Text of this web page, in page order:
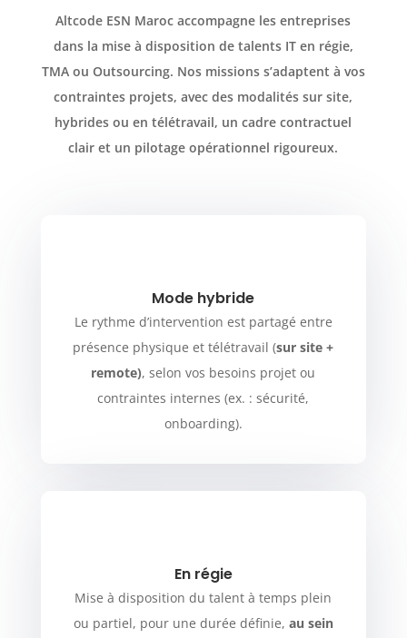
Altcode ESN Maroc accompagne les entreprises
dans la mise à disposition de talents IT en régie,
TMA ou Outsourcing. Nos missions s’adaptent à vos
contraintes projets, avec des modalités sur site,
hybrides ou en télétravail, un cadre contractuel
clair et un pilotage opérationnel rigoureux.
Mode hybride
Le rythme d’intervention est partagé entre
présence physique et télétravail (sur site +
remote), selon vos besoins projet ou
contraintes internes (ex. : sécurité,
onboarding).
En régie
Mise à disposition du talent à temps plein
ou partiel, pour une durée définie, au sein